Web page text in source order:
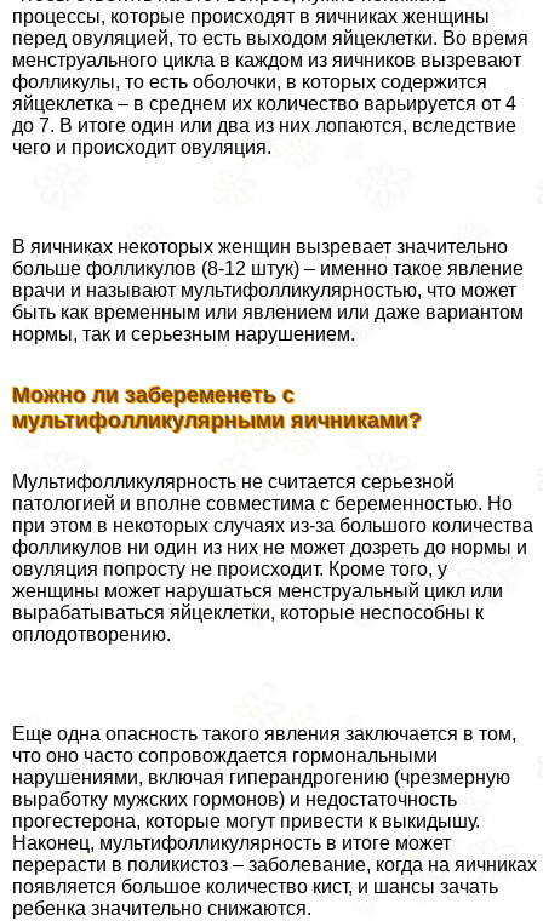
процессы, которые происходят в яичниках женщины
перед овуляцией, то есть выходом яйцеклетки. Во время
менструального цикла в каждом из яичников вызревают
фолликулы, то есть оболочки, в которых содержится
яйцеклетка – в среднем их количество варьируется от 4
до 7. В итоге один или два из них лопаются, вследствие
чего и происходит овуляция.
В яичниках некоторых женщин вызревает значительно
больше фолликулов (8-12 штук) – именно такое явление
врачи и называют мультифолликулярностью, что может
быть как временным или явлением или даже вариантом
нормы, так и серьезным нарушением.
Можно ли забеременеть с
мультифолликулярными яичниками?
Мультифолликулярность не считается серьезной
патологией и вполне совместима с беременностью. Но
при этом в некоторых случаях из-за большого количества
фолликулов ни один из них не может дозреть до нормы и
овуляция попросту не происходит. Кроме того, у
женщины может нарушаться менструальный цикл или
вырабатываться яйцеклетки, которые неспособны к
оплодотворению.
Еще одна опасность такого явления заключается в том,
что оно часто сопровождается гормональными
нарушениями, включая гиперандрогению (чрезмерную
выработку мужских гормонов) и недостаточность
прогестерона, которые могут привести к выкидышу.
Наконец, мультифолликулярность в итоге может
перерасти в поликистоз – заболевание, когда на яичниках
появляется большое количество кист, и шансы зачать
ребенка значительно снижаются.